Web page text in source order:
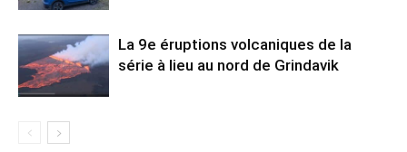
La 9e éruptions volcaniques de la
série à lieu au nord de Grindavik